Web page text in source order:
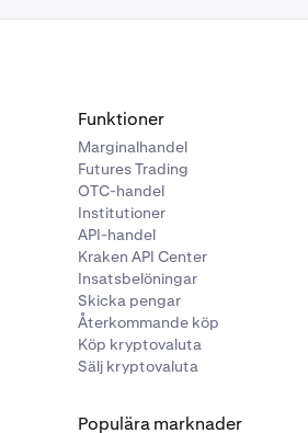
Funktioner
Marginalhandel
Futures Trading
OTC-handel
Institutioner
API-handel
Kraken API Center
Insatsbelöningar
Skicka pengar
Återkommande köp
Köp kryptovaluta
Sälj kryptovaluta
Populära marknader